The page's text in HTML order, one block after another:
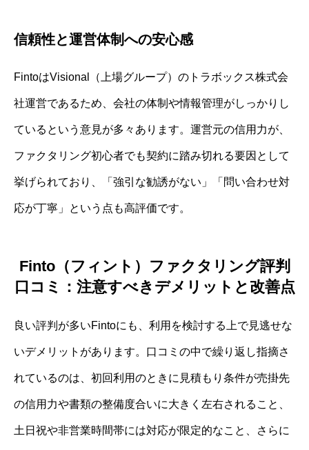
信頼性と運営体制への安心感
FintoはVisional（上場グループ）のトラボックス株式会
社運営であるため、会社の体制や情報管理がしっかりし
ているという意見が多々あります。運営元の信用力が、
ファクタリング初心者でも契約に踏み切れる要因として
挙げられており、「強引な勧誘がない」「問い合わせ対
応が丁寧」という点も高評価です。
Finto（フィント）ファクタリング評判
口コミ：注意すべきデメリットと改善点
良い評判が多いFintoにも、利用を検討する上で見逃せな
いデメリットがあります。口コミの中で繰り返し指摘さ
れているのは、初回利用のときに見積もり条件が売掛先
の信用力や書類の整備度合いに大きく左右されること、
土日祝や非営業時間帯には対応が限定的なこと、さらに